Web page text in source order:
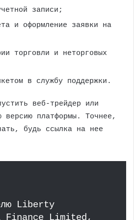
записи;
и оформление заявки на
торговли и неторговых
в службу поддержки.
веб-трейдер или
версию платформы. Точнее,
будь ссылка на нее
Liberty
Finance Limited,